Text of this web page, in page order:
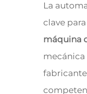
La
clave
máquina
mecánica